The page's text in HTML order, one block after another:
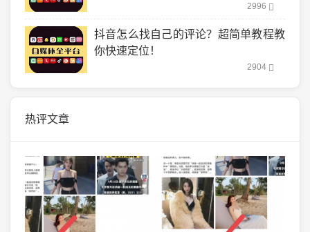
2996
抖音怎么找自己的评论？超简单教程教
你快速定位！
2904
热评文章